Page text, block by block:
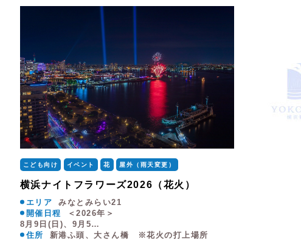
こども向け イベント 花 屋外（雨天変更）
横浜ナイトフラワーズ2026（花火）
エリア
みなとみらい21
開催日程
＜2026年＞
8月9日(日)、9月5…
住所
新港ふ頭、大さん橋 ※花火の打上場所